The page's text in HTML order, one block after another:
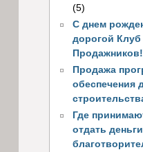
(5)
С днем
дорогой Клуб
Продажников!
Продажа
обеспечения
Где
отдать